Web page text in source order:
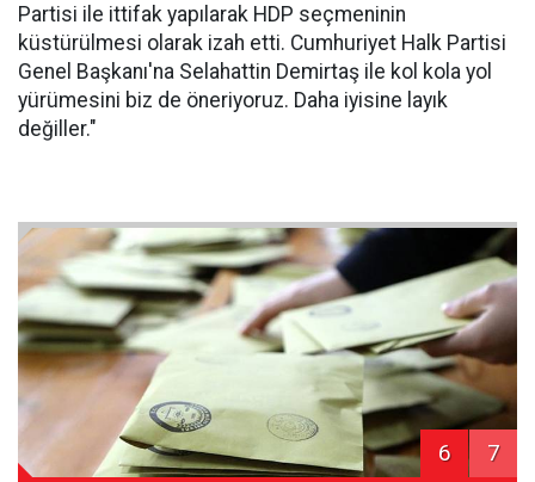
Partisi ile ittifak yapılarak HDP seçmeninin
küstürülmesi olarak izah etti. Cumhuriyet Halk Partisi
Genel Başkanı'na Selahattin Demirtaş ile kol kola yol
yürümesini biz de öneriyoruz. Daha iyisine layık
değiller."
6 7